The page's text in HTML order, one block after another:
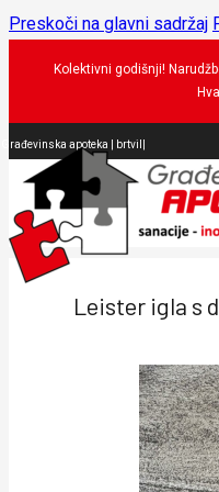
Preskoči na glavni sadržaj
Kolektivni godišnji!
Građevinska apoteka | |
Leister igla s